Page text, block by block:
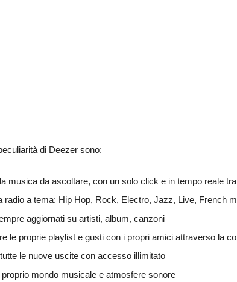
di Deezer sono:
musica da ascoltare, con un solo click e in tempo reale tra
radio a tema: Hip Hop, Rock, Electro, Jazz, Live, French
aggiornati su artisti, album, canzoni
le proprie playlist e gusti con i propri amici attraverso la
le nuove uscite con accesso illimitato
mondo musicale e atmosfere sonore